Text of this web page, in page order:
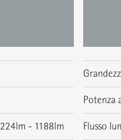
224lm - 1188lm
Potenza
Flusso